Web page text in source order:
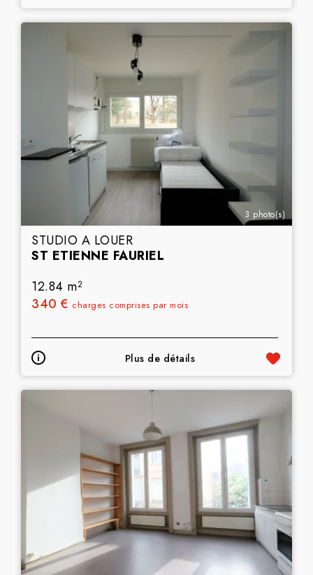
3 photo(s)
STUDIO A LOUER
ST ETIENNE FAURIEL
12.84 m2
340 € charges comprises par mois
Plus de détails